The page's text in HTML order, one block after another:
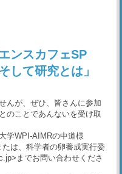
ンスカフェSP
して研究とは」
んが、ぜひ、皆さんに参加
のことであんないを受け取
学WPI-AIMRの中道様
は、科学者の卵養成実行委
までお問い合わせくださ